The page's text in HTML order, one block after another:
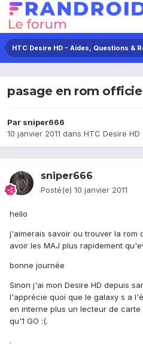
HTC Desire HD - Aides, Questions &
pasage en rom
Par sniper666
10 janvier 2011 dans HTC Desire
sniper666
Posté(e) 10 janvier 2011
hello
j'aimerais savoir ou trouver la rom
avoir les MAJ plus rapidement
bonne journée
Sinon j'ai mon Desire HD depuis
l'apprécie quoi que le galaxy s a
en interne plus un lecteur de carte
qu'1 GO :(.
.